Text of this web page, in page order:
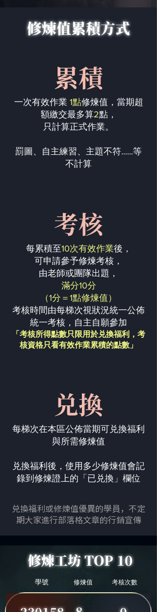
修煉值累積方式
累積
一次有效作業 1點修煉值，當期超
額繳交最多算2點，
只計算正式作業。
罰圖、自主練習、主題不符......等
不計算
考核
每累積至10次有效作業後，
可申請參予修煉考核，
由老師或團隊出題，
滿分10分
（1分＝1點修煉值）
考核時間由每梯次視狀況統一公佈
統一考核，自主自願參加
「考核所得點數只限用於兑換福利， 考
核資格只看有效作業累積的點數」
兑換
每梯次在本區公佈當期可兑換福利
與所需修煉值
兑換福利後，使用多少修煉值會記
錄到修煉證上的「已兑換」欄位
兑換福利或修煉值優異的學員，不定
期大家進行部落格文章的行銷宣傳
修煉工坊 TOP 10
學號 修煉值 考核次數